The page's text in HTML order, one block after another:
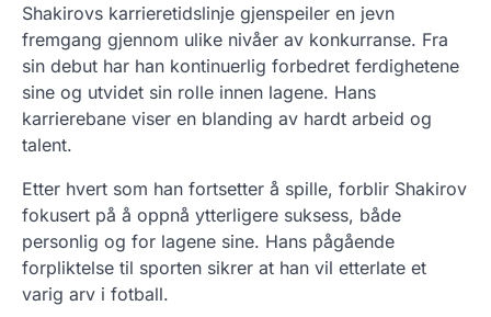
Shakirovs karrieretidslinje gjenspeiler en jevn
fremgang gjennom ulike nivåer av konkurranse. Fra
sin debut har han kontinuerlig forbedret ferdighetene
sine og utvidet sin rolle innen lagene. Hans
karrierebane viser en blanding av hardt arbeid og
talent.
Etter hvert som han fortsetter å spille, forblir Shakirov
fokusert på å oppnå ytterligere suksess, både
personlig og for lagene sine. Hans pågående
forpliktelse til sporten sikrer at han vil etterlate et
varig arv i fotball.